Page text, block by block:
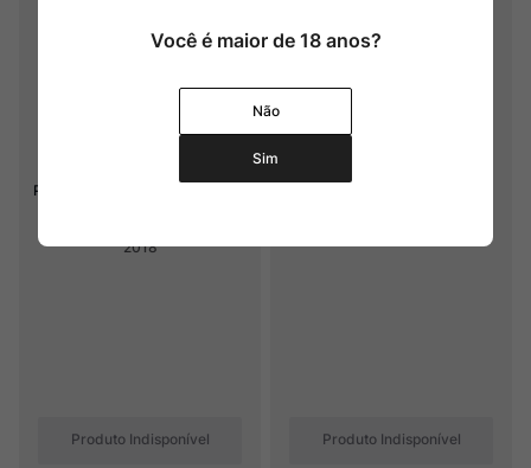
Península Fontana Skin Contact
2018
Produto Indisponível Produto Indisponível
Você é maior de 18 anos?
Não
Sim